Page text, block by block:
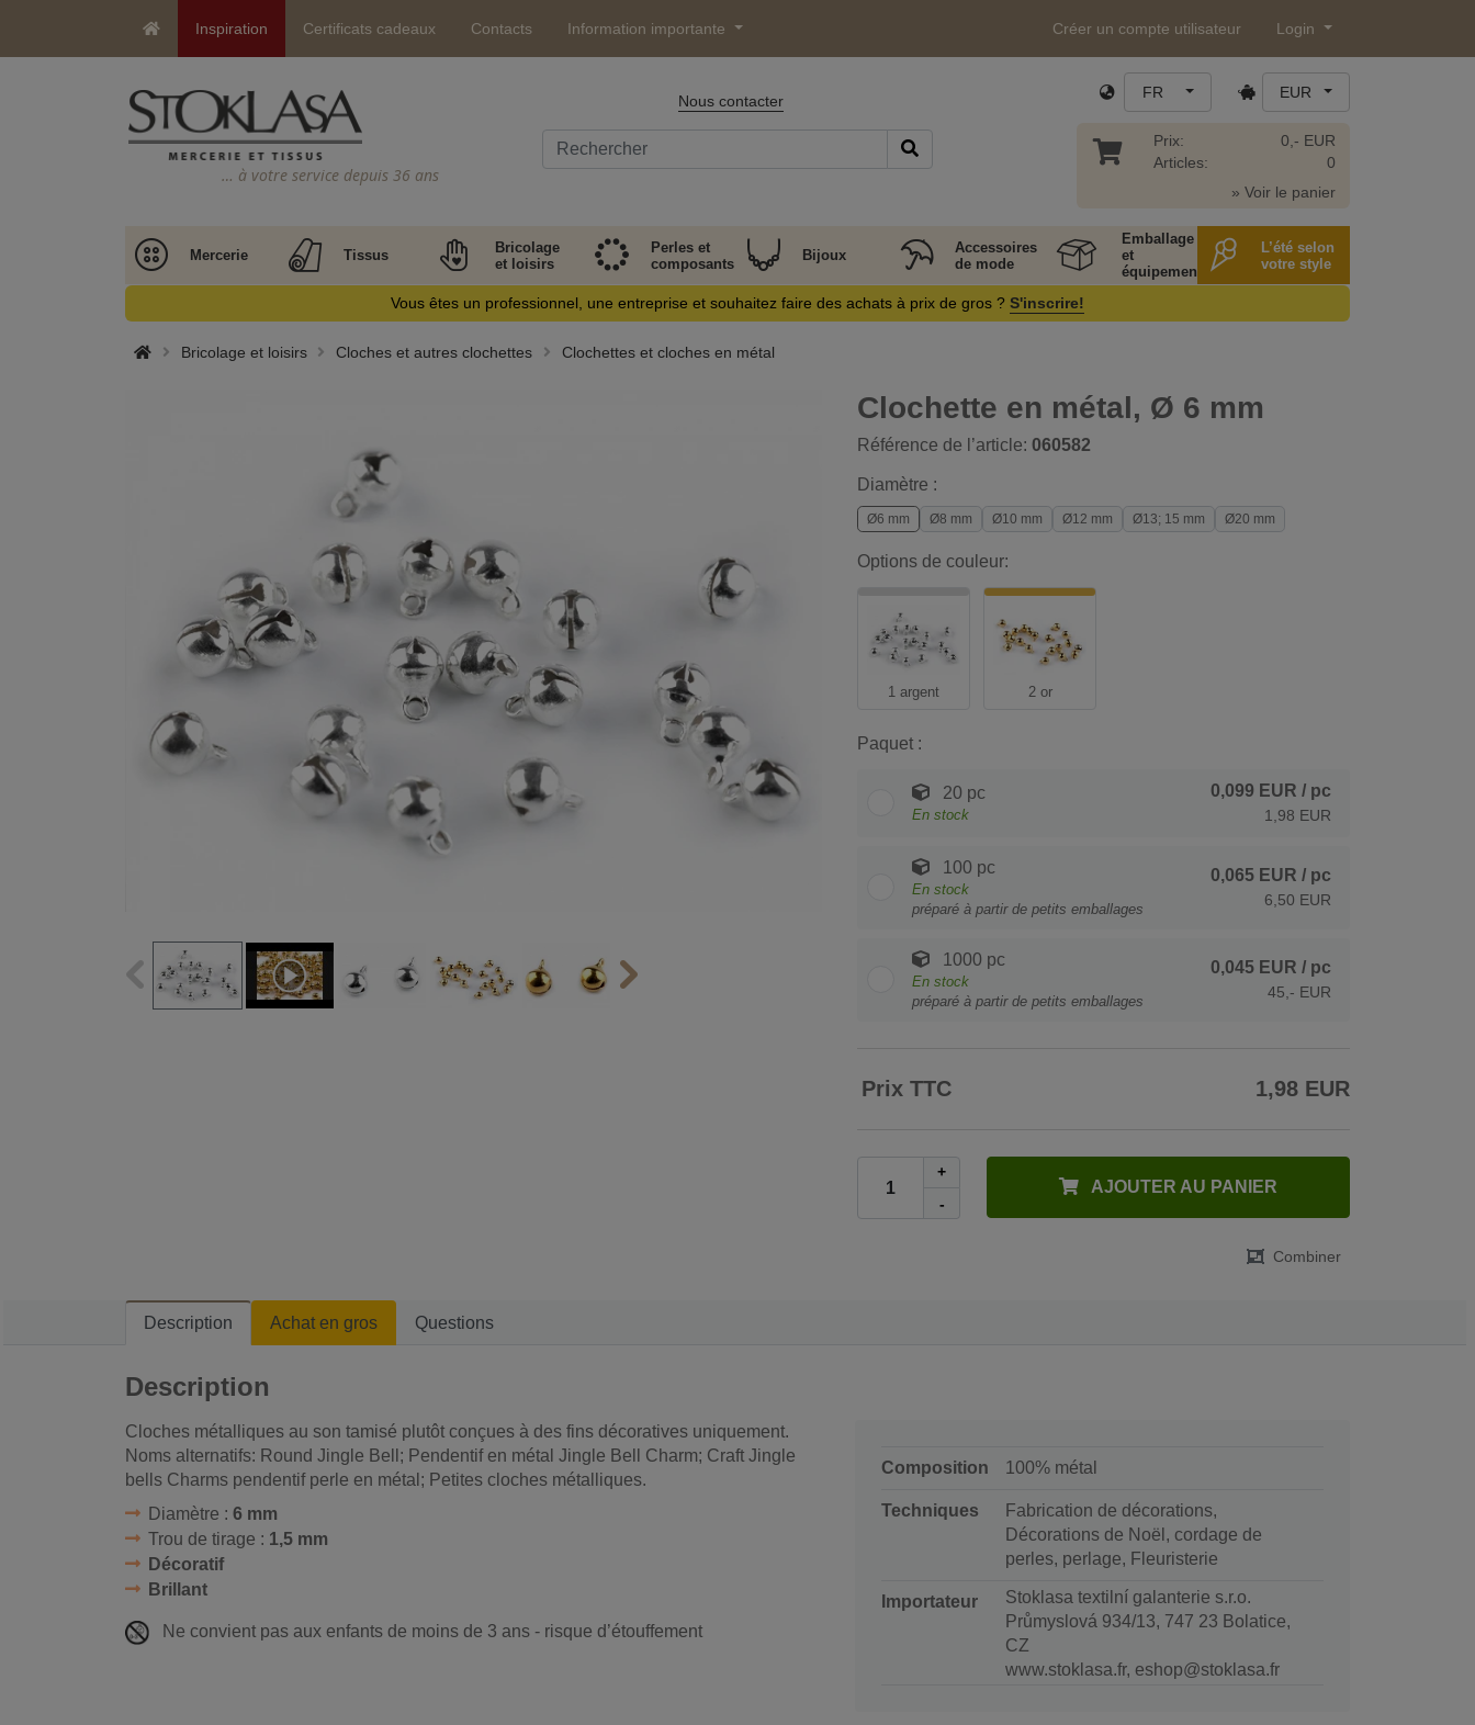
Inspiration Certificats cadeaux Contacts Information importante Créer un compte utilisateur Login
… à votre service depuis 36 ans
Nous contacter FR EUR
Prix:
Articles:
0,- EUR
0
» Voir le panier
Mercerie Tissus
Bricolage
et loisirs
Perles et
composants
Bijoux
Accessoires
de mode
Emballage
et
équipement
L’été selon
votre style
Vous êtes un professionnel, une entreprise et souhaitez faire des achats à prix de gros ? S'inscrire!
Bricolage et loisirs Cloches et autres clochettes Clochettes et cloches en métal
Clochette en métal, Ø 6 mm
Référence de l’article: 060582
Diamètre :
Ø6 mm Ø8 mm Ø10 mm Ø12 mm Ø13; 15 mm Ø20 mm
Options de couleur:
1 argent 2 or
Paquet :
20 pc
En stock
0,099 EUR / pc
1,98 EUR
100 pc
En stock
préparé à partir de petits emballages
0,065 EUR / pc
6,50 EUR
1000 pc
En stock
préparé à partir de petits emballages
0,045 EUR / pc
45,- EUR
Prix TTC 1,98 EUR
+
-
AJOUTER AU PANIER
Combiner
Description Achat en gros Questions
Description
Cloches métalliques au son tamisé plutôt conçues à des fins décoratives uniquement.
Noms alternatifs: Round Jingle Bell; Pendentif en métal Jingle Bell Charm; Craft Jingle
bells Charms pendentif perle en métal; Petites cloches métalliques.
Diamètre : 6 mm
Trou de tirage : 1,5 mm
Décoratif
Brillant
Ne convient pas aux enfants de moins de 3 ans - risque d’étouffement
Composition 100% métal
Techniques
Fabrication de décorations,
Décorations de Noël, cordage de
perles, perlage, Fleuristerie
Importateur
Stoklasa textilní galanterie s.r.o.
Průmyslová 934/13, 747 23 Bolatice,
CZ
www.stoklasa.fr, eshop@stoklasa.fr